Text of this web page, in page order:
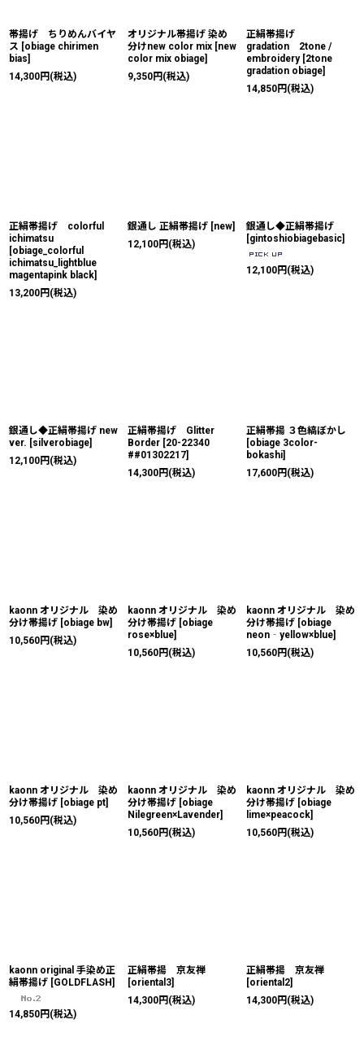
帯揚げ ちりめんバイヤ
ス [obiage chirimen
bias]
14,300円 (税込)
オリジナル帯揚げ 染め
分けnew color mix [new
color mix obiage]
9,350円 (税込)
正絹帯揚げ
gradation 2tone /
embroidery [2tone
gradation obiage]
14,850円 (税込)
正絹帯揚げ colorful
ichimatsu
[obiage_colorful
ichimatsu_lightblue
magentapink black]
13,200円 (税込)
銀通し 正絹帯揚げ [new]
12,100円 (税込)
銀通し◆正絹帯揚げ
[gintoshiobiagebasic]
12,100円 (税込)
銀通し◆正絹帯揚げ new
ver. [silverobiage]
12,100円 (税込)
正絹帯揚げ Glitter
Border [20-22340
##01302217]
14,300円 (税込)
正絹帯揚 ３色縞ぼかし
[obiage 3color-
bokashi]
17,600円 (税込)
kaonn オリジナル 染め
分け帯揚げ [obiage bw]
10,560円 (税込)
kaonn オリジナル 染め
分け帯揚げ [obiage
rose×blue]
10,560円 (税込)
kaonn オリジナル 染め
分け帯揚げ [obiage
neon‐yellow×blue]
10,560円 (税込)
kaonn オリジナル 染め
分け帯揚げ [obiage pt]
10,560円 (税込)
kaonn オリジナル 染め
分け帯揚げ [obiage
Nilegreen×Lavender]
10,560円 (税込)
kaonn オリジナル 染め
分け帯揚げ [obiage
lime×peacock]
10,560円 (税込)
kaonn original 手染め正
絹帯揚げ [GOLDFLASH]
14,850円 (税込)
正絹帯揚 京友禅
[oriental3]
14,300円 (税込)
正絹帯揚 京友禅
[oriental2]
14,300円 (税込)